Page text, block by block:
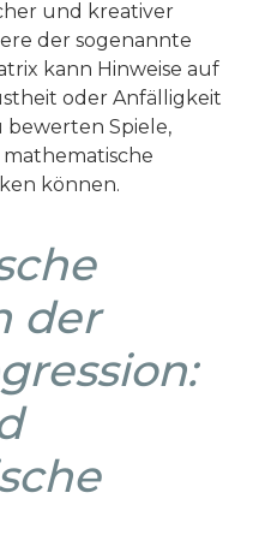
und kreativer
der sogenannte
kann Hinweise auf
oder Anfälligkeit
Spiele,
können.
der